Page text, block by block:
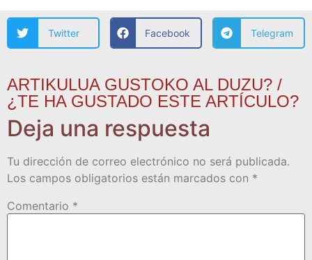
Twitter Facebook Telegram
ARTIKULUA GUSTOKO AL DUZU? /
¿TE HA GUSTADO ESTE ARTÍCULO?
Deja una respuesta
Tu dirección de correo electrónico no será publicada.
Los campos obligatorios están marcados con *
Comentario *